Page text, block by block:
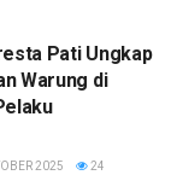
Pati Ungkap
Warung di
2025 24